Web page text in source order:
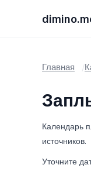
Главная
Календарь
источников.
Уточните